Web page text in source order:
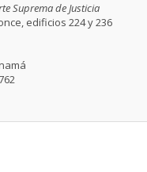
Suprema de Justicia
edificios 224 y 236